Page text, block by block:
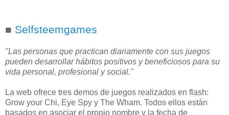
■ Selfsteemgames
"Las personas que practican diariamente con sus juegos
pueden desarrollar hábitos positivos y beneficiosos para su
vida personal, profesional y social."
La web ofrece tres demos de juegos realizados en flash:
Grow your Chi, Eye Spy y The Wham. Todos ellos están
basados en asociar el propio nombre y la fecha de